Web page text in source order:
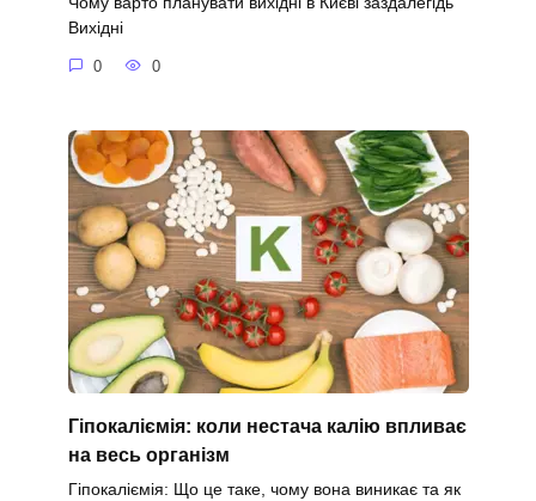
Вихідні
0 0
Гіпокаліємія: коли нестача калію впливає
на весь організм
Гіпокаліємія: Що це таке, чому вона виникає та як